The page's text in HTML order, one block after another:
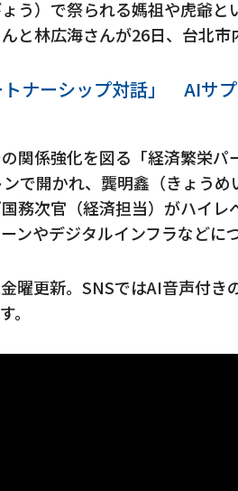
う）で祭られる媽祖や虎爺と
と林広海さんが26日、台北市
ナーシップ対話」 AIサ
関係強化を図る「経済繁栄パ
で開かれ、龔明鑫（きょう
務次官（経済担当）がハイ
ンやデジタルインフラなどに
曜更新。SNSではAI音声付き
。